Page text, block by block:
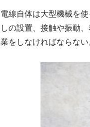
電線自体は大型機械を
しの設置、接触や振動
業をしなければならな